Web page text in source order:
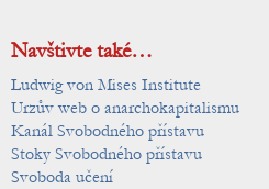
Navštivte také…
Ludwig von Mises Institute
Urzův web o anarchokapitalismu
Kanál Svobodného přístavu
Stoky Svobodného přístavu
Svoboda učení